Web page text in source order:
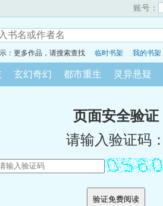
账号：
：更多作品，请搜索查找 临时书架 我的书架
玄幻奇幻 都市重生 灵异悬疑
页面安全验证
请输入验证码：